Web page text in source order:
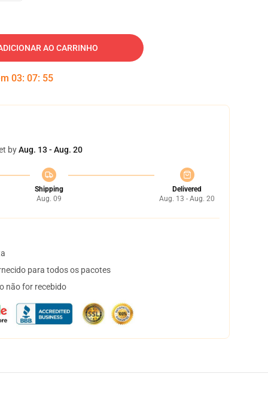
AO CARRINHO
03: 07: 54
byAug. 13 - Aug. 20
Shipping
Aug. 09
Delivered
Aug. 13 - Aug. 20
para todos os pacotes
não for recebido